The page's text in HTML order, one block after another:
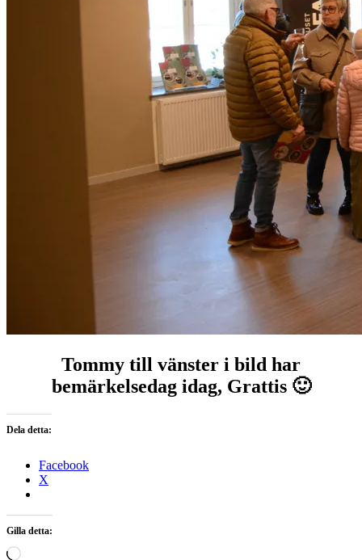
Tommy till vänster i bild har
bemärkelsedag idag, Grattis 🙂
Dela detta:
Facebook
X
Gilla detta:
Laddar